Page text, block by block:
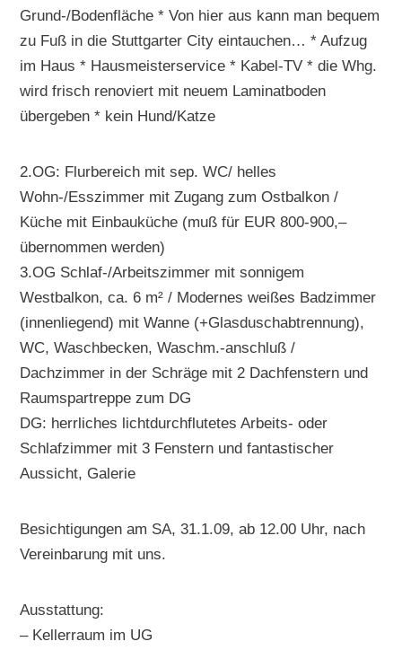
Grund-/Bodenfläche * Von hier aus kann man bequem
zu Fuß in die Stuttgarter City eintauchen… * Aufzug
im Haus * Hausmeisterservice * Kabel-TV * die Whg.
wird frisch renoviert mit neuem Laminatboden
übergeben * kein Hund/Katze
2.OG: Flurbereich mit sep. WC/ helles
Wohn-/Esszimmer mit Zugang zum Ostbalkon /
Küche mit Einbauküche (muß für EUR 800-900,–
übernommen werden)
3.OG Schlaf-/Arbeitszimmer mit sonnigem
Westbalkon, ca. 6 m² / Modernes weißes Badzimmer
(innenliegend) mit Wanne (+Glasduschabtrennung),
WC, Waschbecken, Waschm.-anschluß /
Dachzimmer in der Schräge mit 2 Dachfenstern und
Raumspartreppe zum DG
DG: herrliches lichtdurchflutetes Arbeits- oder
Schlafzimmer mit 3 Fenstern und fantastischer
Aussicht, Galerie
Besichtigungen am SA, 31.1.09, ab 12.00 Uhr, nach
Vereinbarung mit uns.
Ausstattung:
– Kellerraum im UG